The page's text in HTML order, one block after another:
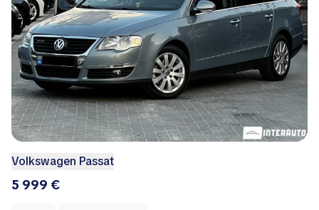
Volkswagen Passat
5 999 €